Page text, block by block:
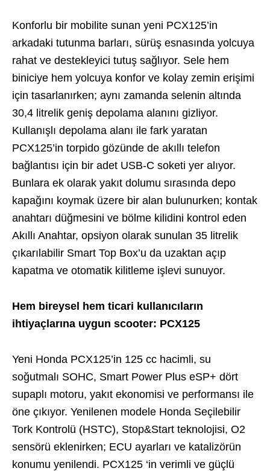
Konforlu bir mobilite sunan yeni PCX125’in
arkadaki tutunma barları, sürüş esnasında yolcuya
rahat ve destekleyici tutuş sağlıyor. Sele hem
biniciye hem yolcuya konfor ve kolay zemin erişimi
için tasarlanırken; aynı zamanda selenin altında
30,4 litrelik geniş depolama alanını gizliyor.
Kullanışlı depolama alanı ile fark yaratan
PCX125’in torpido gözünde de akıllı telefon
bağlantısı için bir adet USB-C soketi yer alıyor.
Bunlara ek olarak yakıt dolumu sırasında depo
kapağını koymak üzere bir alan bulunurken; kontak
anahtarı düğmesini ve bölme kilidini kontrol eden
Akıllı Anahtar, opsiyon olarak sunulan 35 litrelik
çıkarılabilir Smart Top Box’u da uzaktan açıp
kapatma ve otomatik kilitleme işlevi sunuyor.
Hem bireysel hem ticari kullanıcıların
ihtiyaçlarına uygun scooter: PCX125
Yeni Honda PCX125’in 125 cc hacimli, su
soğutmalı SOHC, Smart Power Plus eSP+ dört
supaplı motoru, yakıt ekonomisi ve performansı ile
öne çıkıyor. Yenilenen modele Honda Seçilebilir
Tork Kontrolü (HSTC), Stop&Start teknolojisi, O2
sensörü eklenirken; ECU ayarları ve katalizörün
konumu yenilendi. PCX125 ‘in verimli ve güçlü